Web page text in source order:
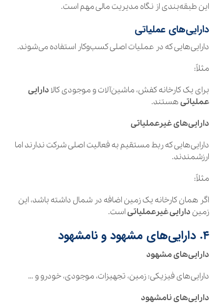
این طبقه‌بندی از نگاه مدیریت مالی مهم است.
دارایی‌های عملیاتی
دارایی‌هایی که در عملیات اصلی کسب‌وکار استفاده می‌شوند.
مثلاً:
برای یک کارخانه کفش، ماشین‌آلات و موجودی کالا دارایی
عملیاتیهستند.
دارایی‌های غیرعملیاتی
دارایی‌هایی که ربط مستقیم به فعالیت اصلی شرکت ندارند اما
ارزشمندند.
مثلاً:
اگر همان کارخانه یک زمین اضافه در شمال داشته باشد، این
زمین دارایی غیرعملیاتیاست.
۴. دارایی‌های مشهود و نامشهود
دارایی‌های مشهود
دارایی‌های فیزیکی: زمین، تجهیزات، موجودی، خودرو و …
دارایی‌های نامشهود